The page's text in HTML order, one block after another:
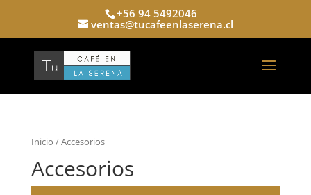
+56 94 5492046
ventas@tucafeenlaserena.cl
Inicio / Accesorios
Accesorios